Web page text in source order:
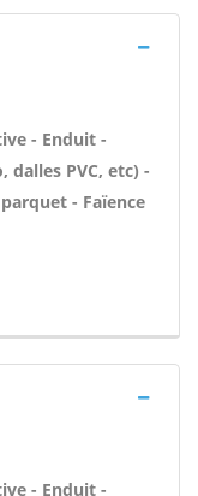
- Enduit -
dalles PVC, etc) -
- Faïence
- Enduit -